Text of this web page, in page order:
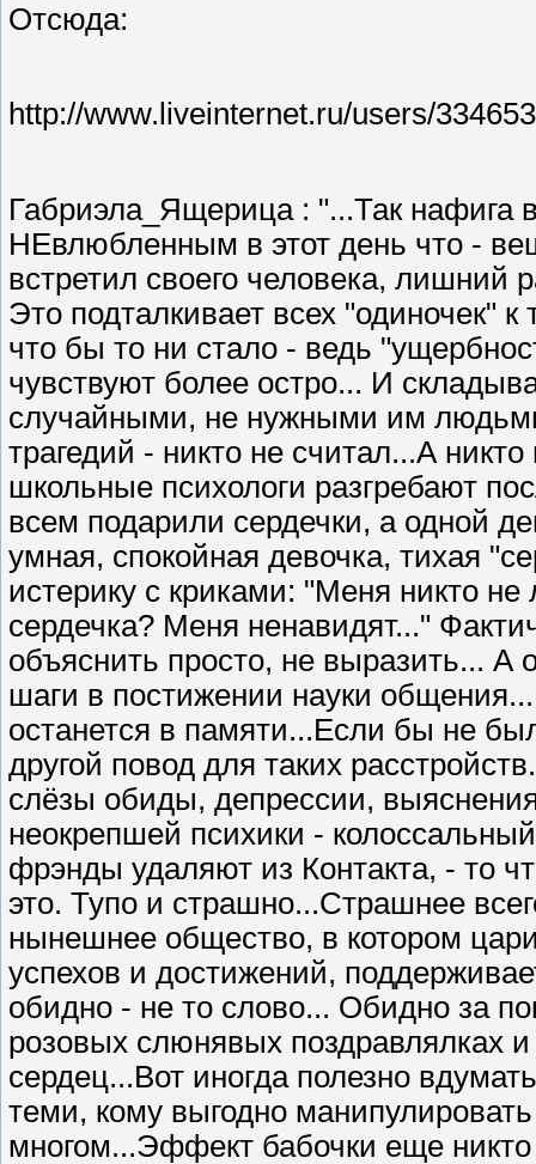
Отсюда:
http://www.liveinternet.ru/users/
Габриэла_Ящерица : "...Так нафига
НЕвлюбленным в этот день что -
встретил своего человека, лишний
Это подталкивает всех "одиночек"
что бы то ни стало - ведь
чувствуют более остро... И
случайными, не нужными им
трагедий - никто не считал...А
школьные психологи разгребают
всем подарили сердечки, а одной
умная, спокойная девочка, тихая
истерику с криками: "Меня никто
сердечка? Меня ненавидят..."
объяснить просто, не выразить... А
шаги в постижении науки
останется в памяти...Если бы не
другой повод для таких
слёзы обиды, депрессии,
неокрепшей психики -
фрэнды удаляют из Контакта, - то
это. Тупо и страшно...Страшнее
нынешнее общество, в котором
успехов и достижений,
обидно - не то слово... Обидно за
розовых слюнявых поздравлялках
сердец...Вот иногда полезно
теми, кому выгодно
многом...Эффект бабочки еще